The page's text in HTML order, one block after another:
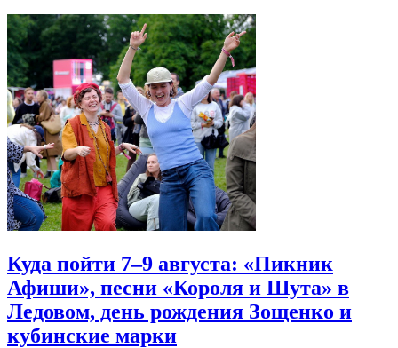
Куда пойти 7–9 августа: «Пикник
Афиши», песни «Короля и Шута» в
Ледовом, день рождения Зощенко и
кубинские марки